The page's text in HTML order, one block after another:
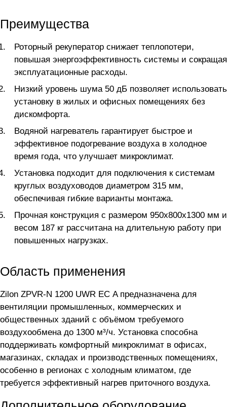
Преимущества
Роторный рекуператор снижает теплопотери,
повышая энергоэффективность системы и сокращая
эксплуатационные расходы.
Низкий уровень шума 50 дБ позволяет использовать
установку в жилых и офисных помещениях без
дискомфорта.
Водяной нагреватель гарантирует быстрое и
эффективное подогревание воздуха в холодное
время года, что улучшает микроклимат.
Установка подходит для подключения к системам
круглых воздуховодов диаметром 315 мм,
обеспечивая гибкие варианты монтажа.
Прочная конструкция с размером 950x800x1300 мм и
весом 187 кг рассчитана на длительную работу при
повышенных нагрузках.
Область применения
Zilon ZPVR-N 1200 UWR ЕС A предназначена для
вентиляции промышленных, коммерческих и
общественных зданий с объёмом требуемого
воздухообмена до 1300 м³/ч. Установка способна
поддерживать комфортный микроклимат в офисах,
магазинах, складах и производственных помещениях,
особенно в регионах с холодным климатом, где
требуется эффективный нагрев приточного воздуха.